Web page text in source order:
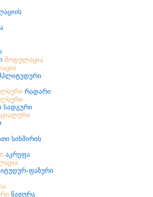
მოდულაცია
რადარი
სადგური
სიხშირის
აკრეფა
ფაზური
ნათურა